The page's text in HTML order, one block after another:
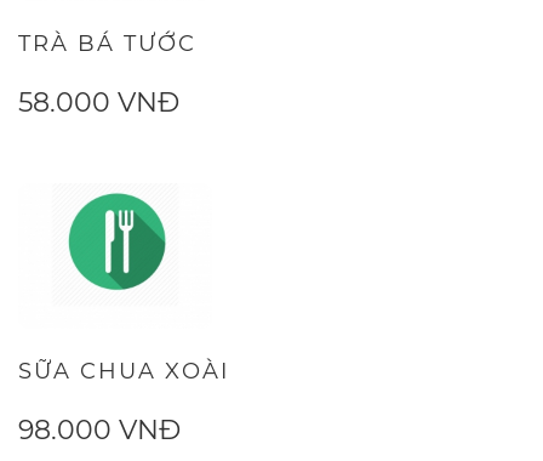
TRÀ BÁ TƯỚC
58.000 VNĐ
SỮA CHUA XOÀI
98.000 VNĐ